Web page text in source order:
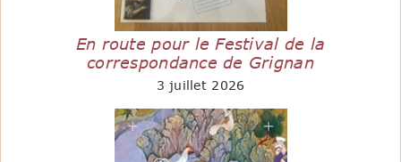
En route pour le Festival de la
correspondance de Grignan
3 juillet 2026